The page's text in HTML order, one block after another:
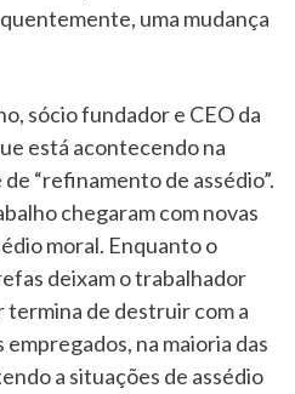
uma mudança
sócio fundador e CEO da
está acontecendo na
“refinamento de assédio”.
chegaram com novas
moral. Enquanto o
deixam o trabalhador
termina de destruir com a
na maioria das
a situações de assédio